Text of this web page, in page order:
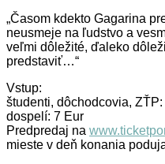
„Časom kdekto Gagarina
neusmeje na ľudstvo a
veľmi dôležité, ďaleko
predstaviť…“
Vstup:
študenti, dôchodcovia, ZŤP:
dospelí: 7 Eur
Predpredaj na
mieste v deň konania